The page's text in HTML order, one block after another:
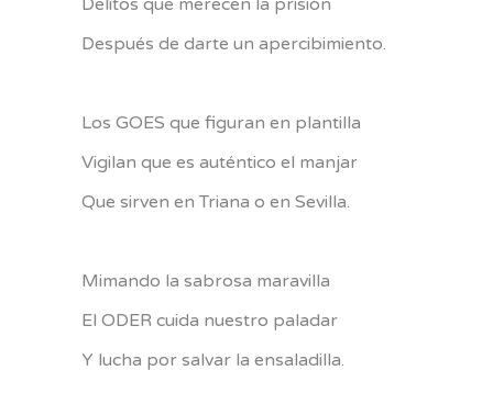
Después de darte un apercibimiento.
Los GOES que figuran en plantilla
Vigilan que es auténtico el manjar
Que sirven en Triana o en Sevilla.
Mimando la sabrosa maravilla
El ODER cuida nuestro paladar
Y lucha por salvar la ensaladilla.